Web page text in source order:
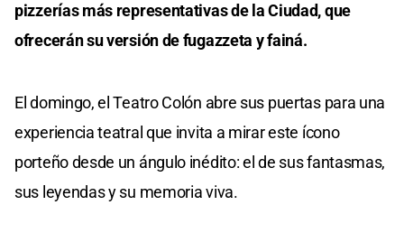
pizzerías más representativas de la Ciudad, que
ofrecerán su versión de fugazzeta y fainá.
El domingo, el Teatro Colón abre sus puertas para una
experiencia teatral que invita a mirar este ícono
porteño desde un ángulo inédito: el de sus fantasmas,
sus leyendas y su memoria viva.